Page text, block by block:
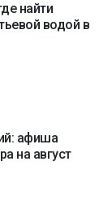
найти
водой в
афиша
на август